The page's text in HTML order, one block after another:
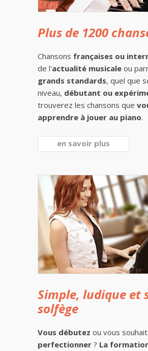
Plus de 1200
Chansons françaises ou
de l'actualité musicale ou
grands standards, quel que
niveau, débutant ou
trouverez les chansons que
apprendre à jouer au piano.
en savoir plus
Simple, ludique et
solfège
Vous débutez ou vous
perfectionner ? La